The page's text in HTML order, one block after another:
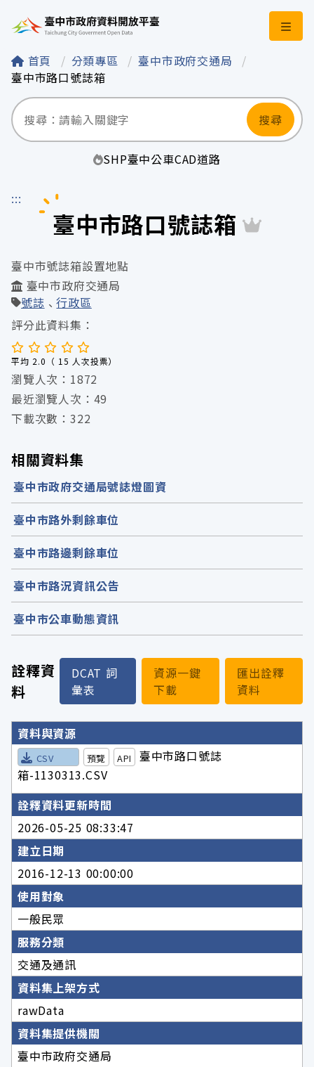
臺中市政府資料開
首頁 分類專區
臺中市政府交通局
臺中市路口號誌箱
搜尋
SHP臺中公車CAD道路
:::
臺中市路口號誌箱
詮釋資
料
DCAT 詞
彙表
資源一鍵
下載
匯出詮釋
資料
詮釋資料詳細內容
資料與資源
CSV 預覽 API
臺中市路口號誌
箱-1130313.CSV
詮釋資料更新時間
2026-05-25 08:33:47
建立日期
2016-12-13 00:00:00
使用對象
一般民眾
服務分類
交通及通訊
資料集上架方式
rawData
資料集提供機關
臺中市政府交通局
臺中市號誌箱設置地點
臺中市政府交通局
號誌
行政區
評分此資料集：
平均 2.0（ 15 人次投票）
瀏覽人次：1872
最近瀏覽人次：49
下載次數：322
相關資料集
臺中市政府交通局號誌燈圖資
臺中市路外剩餘車位
臺中市路邊剩餘車位
臺中市路況資訊公告
臺中市公車動態資訊